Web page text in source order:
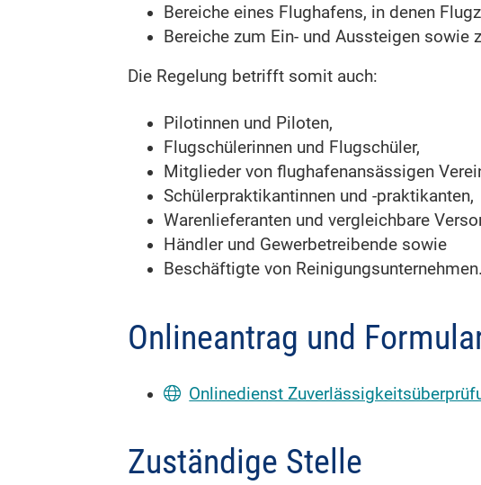
Bereiche eines Flughafens, in denen
Bereiche zum Ein- und Aussteigen sowie
Die Regelung betrifft somit auch:
Pilotinnen und Piloten,
Flugschülerinnen und Flugschüler,
Mitglieder von flughafenansässigen
Schülerpraktikantinnen und -praktikanten,
Warenlieferanten und vergleichbare
Händler und Gewerbetreibende sowie
Beschäftigte von Reinigungsunternehmen.
Onlineantrag und
Onlinedienst
Zuständige Stelle